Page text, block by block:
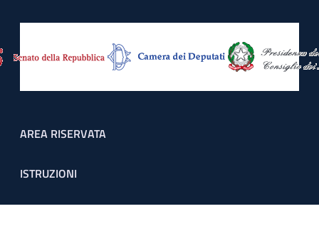
Footer menu
AREA RISERVATA
ISTRUZIONI